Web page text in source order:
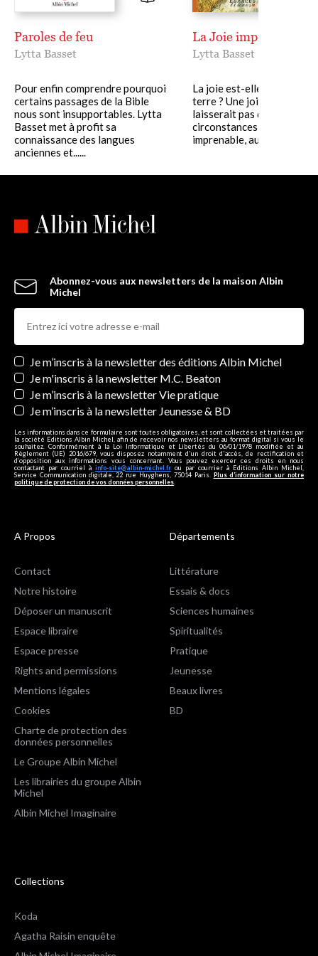
perte d'un être cher : il est bourré d'espérance et de profonde
humanité. »
Bernard Litzler,Écho Magazine.
Paroles de feu
Lytta Basset
Pour enfin comprendre pourquoi
certains passages de la Bible
nous sont insupportables. Lytta
Basset met à profit sa
connaissance des langues
anciennes et......
La Joie imprenable
Lytta Basset
La joie est-elle possible
terre ? Une joie qui ne se
laisserait pas détruire par
circonstances de la vie -
imprenable, autre que le......
Abonnez-vous aux newsletters de la maison Albin
Michel
Newsletters
Je m’inscris à la newsletter des éditions Albin Michel
Je m'inscris à la newsletter M.C. Beaton
Je m’inscris à la newsletter Vie pratique
Je m’inscris à la newsletter Jeunesse & BD
Les informations dans ce formulaire sont toutes obligatoires, et sont collectées et traitées par
la société Editions Albin Michel, afin de recevoir nos newsletters au format digital si vous le
souhaitez. Conformément à la Loi Informatique et Libertés du 06/01/1978 modifiée et au
Règlement (UE) 2016/679, vous disposez notamment d'un droit d'accès, de rectification et
d’opposition aux informations vous concernant. Vous pouvez exercer ces droits en nous
contactant par courriel à info-site@albin-michel.fr ou par courrier à Editions Albin Michel,
Service Communication digitale, 22 rue Huyghens, 75014 Paris. Plus d’information sur notre
politique de protection de vos données personnelles.
A Propos
Contact
Notre histoire
Déposer un manuscrit
Espace libraire
Espace presse
Rights and permissions
Mentions légales
Cookies
Charte de protection des
données personnelles
Le Groupe Albin Michel
Les librairies du groupe Albin
Michel
Albin Michel Imaginaire
Départements
Littérature
Essais & docs
Sciences humaines
Spiritualités
Pratique
Jeunesse
Beaux livres
BD
Collections
Koda
Agatha Raisin enquête